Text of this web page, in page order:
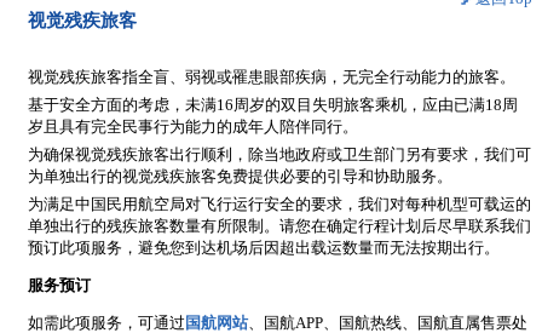
视觉残疾旅客
视觉残疾旅客指全盲、弱视或罹患眼部疾病，无完全行动能力的旅客。
基于安全方面的考虑，未满16周岁的双目失明旅客乘机，应由已满18周
岁且具有完全民事行为能力的成年人陪伴同行。
为确保视觉残疾旅客出行顺利，除当地政府或卫生部门另有要求，我们可
为单独出行的视觉残疾旅客免费提供必要的引导和协助服务。
为满足中国民用航空局对飞行运行安全的要求，我们对每种机型可载运的
单独出行的残疾旅客数量有所限制。请您在确定行程计划后尽早联系我们
预订此项服务，避免您到达机场后因超出载运数量而无法按期出行。
服务预订
如需此项服务，可通过国航网站、国航APP、国航热线、国航直属售票处